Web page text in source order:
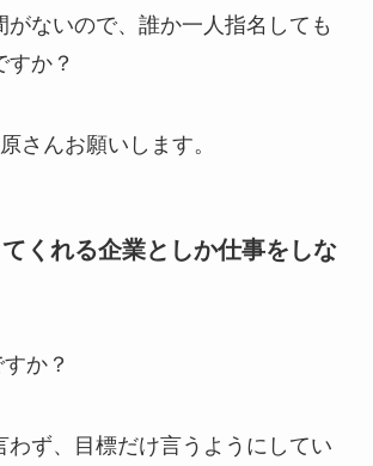
ないので、誰か一人指名しても
すか？
んお願いします。
くれる企業としか仕事をしな
か？
わず、目標だけ言うようにしてい